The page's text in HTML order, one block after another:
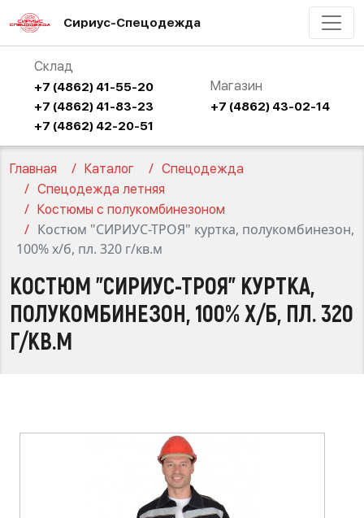
Сириус-Спецодежда
Склад
+7 (4862) 41-55-20
+7 (4862) 41-83-23
+7 (4862) 42-20-51
Магазин
+7 (4862) 43-02-14
Главная Каталог
Спецодежда
Спецодежда летняя
Костюмы с полукомбинезоном
Костюм "СИРИУС-ТРОЯ" куртка, полукомбинезон,
100% х/б, пл. 320 г/кв.м
КОСТЮМ "СИРИУС-ТРОЯ" КУРТКА,
ПОЛУКОМБИНЕЗОН, 100% Х/Б, ПЛ. 320
Г/КВ.М